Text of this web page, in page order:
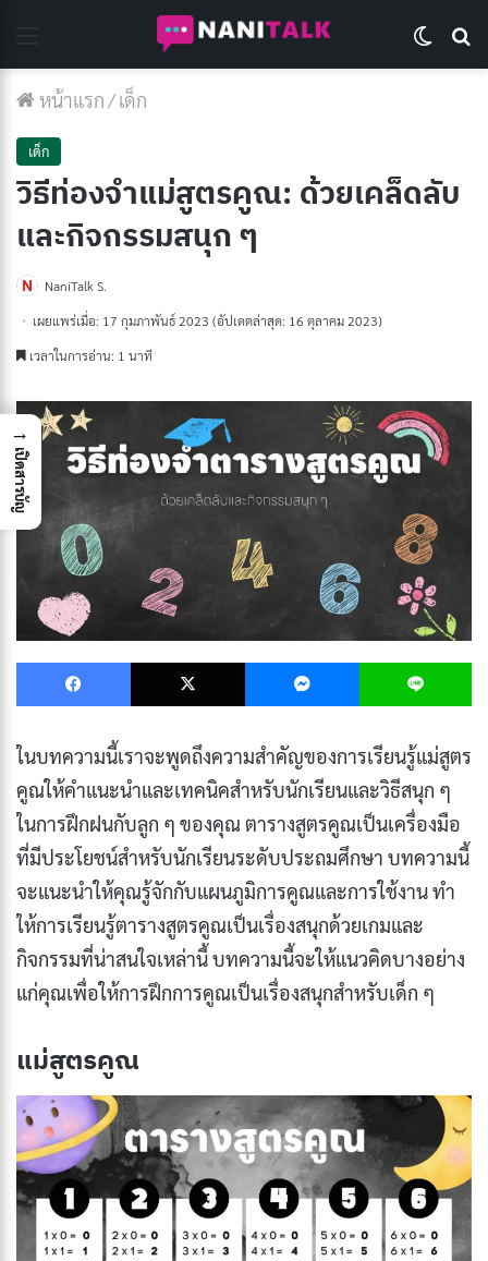
หน้าแรก/เด็ก
เด็ก
วิธีท่องจําแม่สูตรคูณ: ด้วยเคล็ดลับ
และกิจกรรมสนุก ๆ
NaniTalk S.
เผยแพร่เมื่อ: 17 กุมภาพันธ์ 2023 (อัปเดตล่าสุด: 16 ตุลาคม 2023)
เวลาในการอ่าน: 1 นาที
Facebook X Messenger
ในบทความนี้เราจะพูดถึงความสําคัญของการเรียนรู้แม่สูตร
คูณให้คําแนะนําและเทคนิคสําหรับนักเรียนและวิธีสนุก ๆ
ในการฝึกฝนกับลูก ๆ ของคุณ ตารางสูตรคูณเป็นเครื่องมือ
ที่มีประโยชน์สําหรับนักเรียนระดับประถมศึกษา บทความนี้
จะแนะนําให้คุณรู้จักกับแผนภูมิการคูณและการใช้งาน ทํา
ให้การเรียนรู้ตารางสูตรคูณเป็นเรื่องสนุกด้วยเกมและ
กิจกรรมที่น่าสนใจเหล่านี้ บทความนี้จะให้แนวคิดบางอย่าง
แก่คุณเพื่อให้การฝึกการคูณเป็นเรื่องสนุกสําหรับเด็ก ๆ
แม่สูตรคูณ
→
เปิดสารบัญ